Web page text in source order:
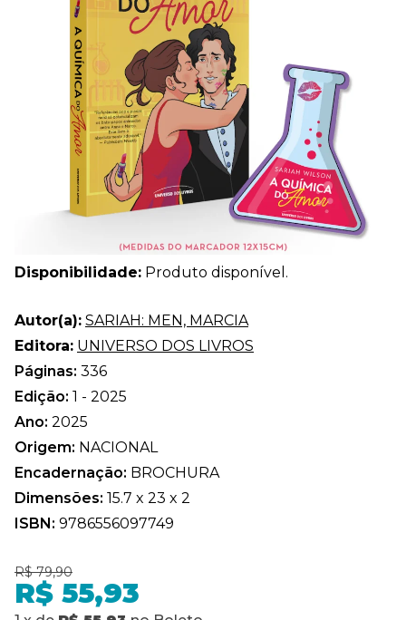
Disponibilidade: Produto disponível.
Autor(a): SARIAH: MEN, MARCIA
Editora: UNIVERSO DOS LIVROS
Páginas: 336
Edição: 1 - 2025
Ano: 2025
Origem: NACIONAL
Encadernação: BROCHURA
Dimensões: 15.7 x 23 x 2
ISBN: 9786556097749
R$ 79,90
R$ 55,93